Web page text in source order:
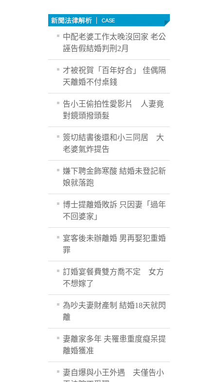
中配老婆工作太晚沒回家 老公
誣告假結婚判刑2月
才被祝賀「百年好合」 佳偶隔
天離婚不付桌錢
告小王偷拍性愛影片 人妻竟
對鏡頭撥頭髮
簽切結書後還和小三同居 大
老婆氣炸提告
嫌下聘金飾寒酸 結婚未登記新
娘就落跑
博士提離婚敗訴 只因妻「過年
不回婆家」
宴客後未辦離婚 男再娶犯重婚
罪
訂婚宴餐費雙方喬不定 女方
不想嫁了
為吵夫妻財產制 結婚18天就閃
離
妻離家多年 夫罹患重度癡呆提
離婚獲准
妻自爆與小王外遇 夫僅告小